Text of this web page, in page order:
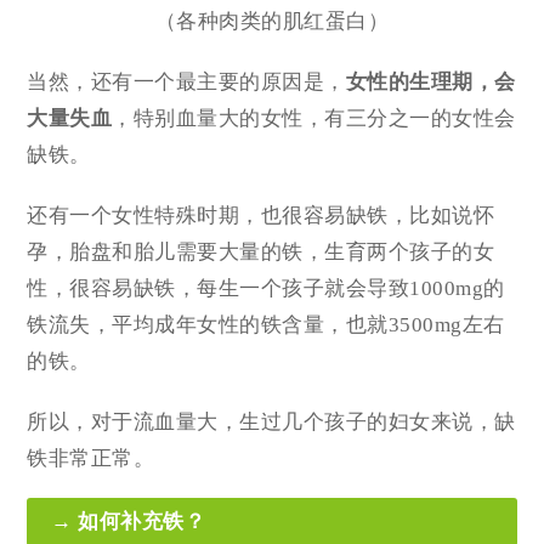
（各种肉类的肌红蛋白）
当然，还有一个最主要的原因是， 女性的生理期，会
大量失血 ，特别血量大的女性，有三分之一的女性会
缺铁。
还有一个女性特殊时期，也很容易缺铁，比如说怀
孕，胎盘和胎儿需要大量的铁，生育两个孩子的女
性，很容易缺铁，每生一个孩子就会导致1000mg的
铁流失，平均成年女性的铁含量，也就3500mg左右
的铁。
所以，对于流血量大，生过几个孩子的妇女来说，缺
铁非常正常。
→ 如何补充铁？